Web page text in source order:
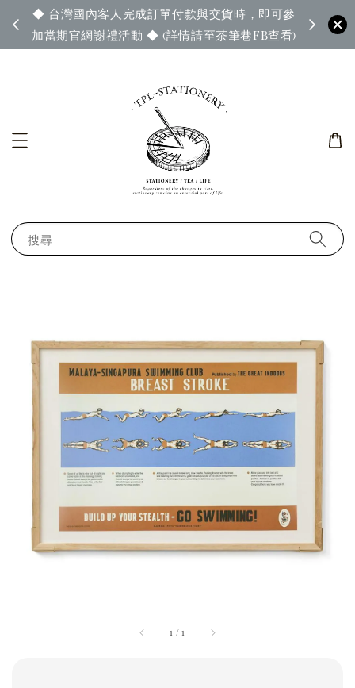
◆ 台灣國內客人完成訂單付款與交貨時，即可參
加當期官網謝禮活動 ◆ (詳情請至茶筆巷FB查看)
◆ 官
搜尋
1 /1